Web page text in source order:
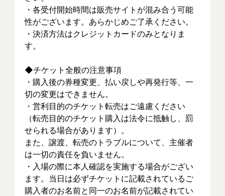
・各受付開始時間は販売サイトが混み合う可能
性がございます。あらかじめご了承ください。
・決済方法はクレジットカードのみとなりま
す。
◆チケット全般の注意事項
・購入後の券種変更、払い戻しや再発行等、一
切の変更はできません。
・営利目的のチケット転売はご遠慮ください
（転売目的のチケット購入は法令に抵触し、罰
せられる場合があります）。
また、譲渡、転売のトラブルについて、主催者
は一切の責任を負いません。
・入場の際に本人確認を実施する場合がござい
ます。当日は必ずチケットに記載されているご
購入者のお名前と同一のお名前が記載されてい